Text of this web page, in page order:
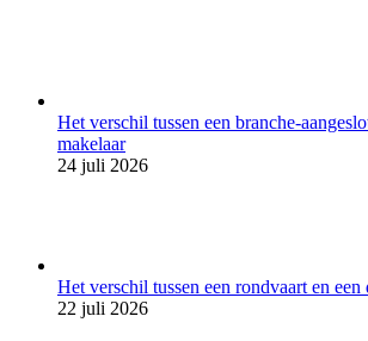
Het verschil tussen een branche-
makelaar
24 juli 2026
Het verschil tussen een rondvaart en een
22 juli 2026